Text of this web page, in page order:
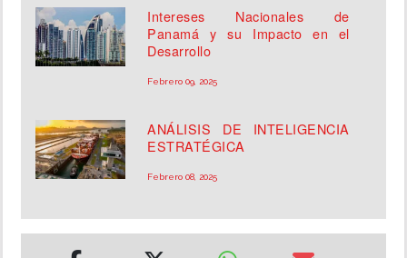
Intereses Nacionales de
Panamá y su Impacto en el
Desarrollo
Febrero 09, 2025
ANÁLISIS DE INTELIGENCIA
ESTRATÉGICA
Febrero 08, 2025